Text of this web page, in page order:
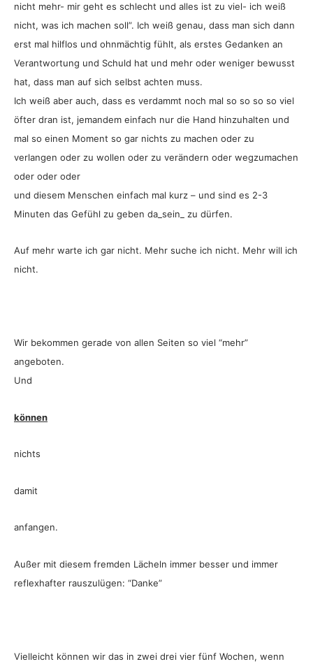
nicht mehr- mir geht es schlecht und alles ist zu viel- ich weiß
nicht, was ich machen soll”. Ich weiß genau, dass man sich dann
erst mal hilflos und ohnmächtig fühlt, als erstes Gedanken an
Verantwortung und Schuld hat und mehr oder weniger bewusst
hat, dass man auf sich selbst achten muss.
Ich weiß aber auch, dass es verdammt noch mal so so so so viel
öfter dran ist, jemandem einfach nur die Hand hinzuhalten und
mal so einen Moment so gar nichts zu machen oder zu
verlangen oder zu wollen oder zu verändern oder wegzumachen
oder oder oder
und diesem Menschen einfach mal kurz – und sind es 2-3
Minuten das Gefühl zu geben da_sein_ zu dürfen.
Auf mehr warte ich gar nicht. Mehr suche ich nicht. Mehr will ich
nicht.
Wir bekommen gerade von allen Seiten so viel “mehr”
angeboten.
Und
können
nichts
damit
anfangen.
Außer mit diesem fremden Lächeln immer besser und immer
reflexhafter rauszulügen: “Danke”
Vielleicht können wir das in zwei drei vier fünf Wochen, wenn